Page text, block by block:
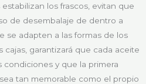
los frascos, evitan que
de desembalaje de dentro a
se adapten a las formas de los
cajas, garantizará que cada aceite
y que la primera
tan memorable como el propio